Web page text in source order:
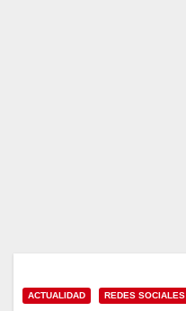
ACTUALIDAD REDES SOCIALES